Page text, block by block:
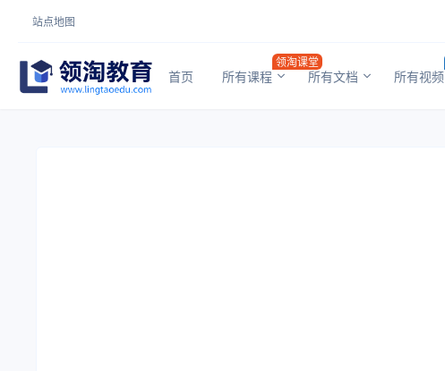
站点地图
首页 所有课程
领淘课堂
所有文档 所有视频